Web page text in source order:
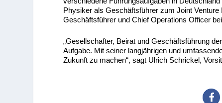
Physiker als Geschäftsführer zum Joint
Geschäftsführer und Chief Operations Officer
„Gesellschafter, Beirat und Geschäftsführung
Aufgabe. Mit seiner langjährigen und
Zukunft zu machen“, sagt Ulrich Schrickel,